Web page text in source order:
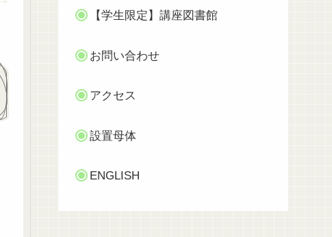
【学生限定】講座図書館
お問い合わせ
アクセス
設置母体
ENGLISH